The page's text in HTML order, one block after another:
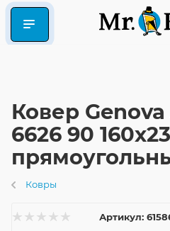
Ковер Genova
6626 90
Ковры
Артикул: